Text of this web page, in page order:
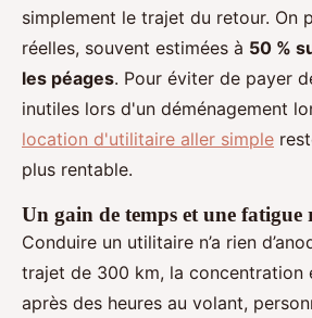
simplement le trajet du retour. On
réelles, souvent estimées à 50 %
les péages. Pour éviter de payer
inutiles lors d'un déménagement
location d'utilitaire aller simple
plus rentable.
Un gain de temps et une fatigue
Conduire un utilitaire n’a rien
trajet de 300 km, la concentration
après des heures au volant,